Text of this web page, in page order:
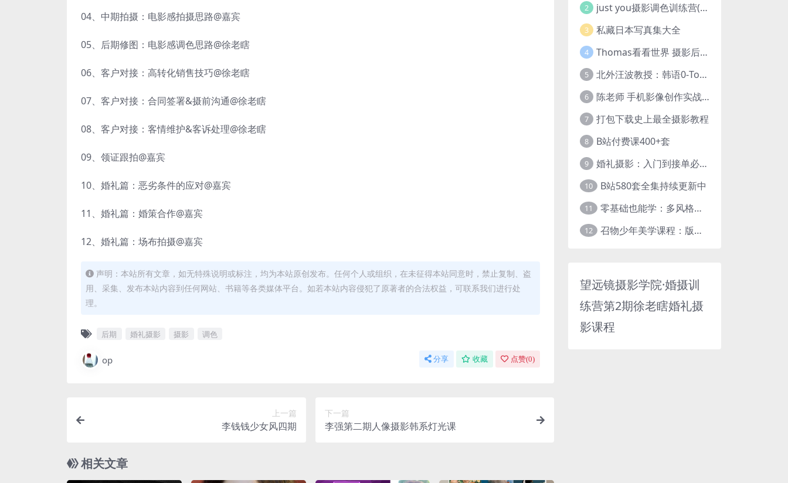
04、中期拍摄：电影感拍摄思路@嘉宾
05、后期修图：电影感调色思路@徐老瞎
06、客户对接：高转化销售技巧@徐老瞎
07、客户对接：合同签署&摄前沟通@徐老瞎
08、客户对接：客情维护&客诉处理@徐老瞎
09、领证跟拍@嘉宾
10、婚礼篇：恶劣条件的应对@嘉宾
11、婚礼篇：婚策合作@嘉宾
12、婚礼篇：场布拍摄@嘉宾
声明：本站所有文章，如无特殊说明或标注，均为本站原创发布。任何个人或组织，在未征得本站同意时，禁止复制、盗
用、采集、发布本站内容到任何网站、书籍等各类媒体平台。如若本站内容侵犯了原著者的合法权益，可联系我们进行处
理。
后期 婚礼摄影 摄影 调色
op 分享 收藏 点赞(0)
上一篇
李钱钱少女风四期
下一篇
李强第二期人像摄影韩系灯光课
相关文章
2 just you摄影调色训练营(已加密}
3 私藏日本写真集大全
4 Thomas看看世界 摄影后期调色：给摄影爱好者的色彩课 网盘下载
5 北外汪波教授：韩语0-Topik6全程班
6 陈老师 手机影像创作实战课程：从入门到精通【完结】
7 打包下载史上最全摄影教程
8 B站付费课400+套
9 婚礼摄影：入门到接单必修课
10 B站580套全集持续更新中
11 零基础也能学：多风格人像摄影系统课
12 召物少年美学课程：版式与视觉第五期
望远镜摄影学院·婚摄训
练营第2期徐老瞎婚礼摄
影课程